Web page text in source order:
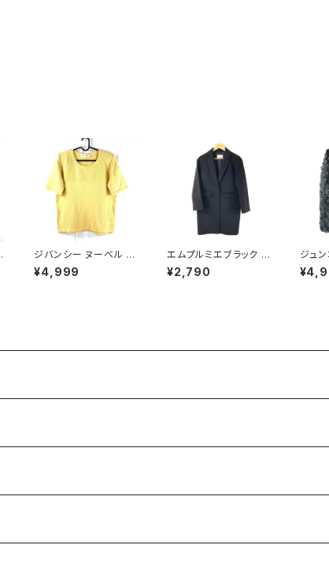
ジバンシー ヌーベル ブ
ティック GIVENCHY N
OUVELLE BOUTIQU
¥4,999
エムプルミエブラック M
-premier BLACK コ
ート 日本製 無地 スナッ
¥2,790
ジュ
O
リボン